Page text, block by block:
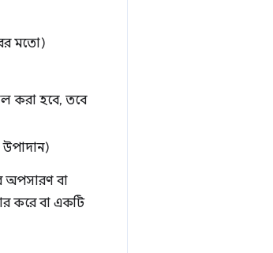
মতো)
করা হবে, তবে
অপসারণ বা
করে বা একটি